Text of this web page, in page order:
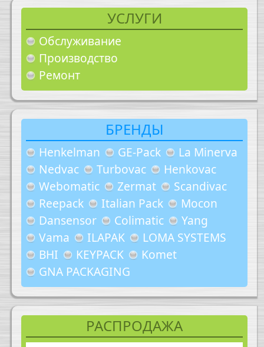
УСЛУГИ
Обслуживание
Производство
Ремонт
БРЕНДЫ
Henkelman GE-Pack
La Minerva
Nedvac
Turbovac
Henkovac
Webomatic
Zermat
Scandivac
Reepack
Italian Pack
Mocon
Dansensor
Colimatic
Yang
Vama
ILAPAK
LOMA SYSTEMS
BHI
KEYPACK
Komet
GNA PACKAGING
РАСПРОДАЖА